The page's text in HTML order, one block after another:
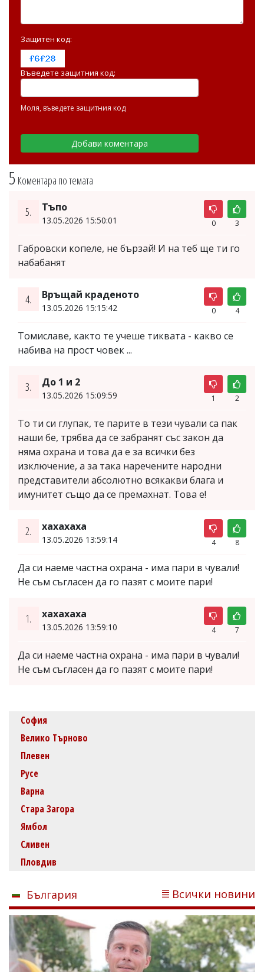
5 Коментара по темата
5. Тъпо
13.05.2026 15:50:01 0 3
Габровски копеле, не бързай! И на теб ще ти го
набабанят
4. Връщай краденото
13.05.2026 15:15:42 0 4
Томиславе, както те учеше тиквата - какво се
набива на прост човек ...
3. До 1 и 2
13.05.2026 15:09:59 1 2
То ти си глупак, те парите в тези чували са пак
наши бе, трябва да се забранят със закон да
няма охрана и това да е за всички без
изключение, а за така наречените народни
представители абсолютно всякакви блага и
имунитет също да се премахнат. Това е!
2. хахахаха
13.05.2026 13:59:14 4 8
Да си наеме частна охрана - има пари в чували!
Не съм съгласен да го пазят с моите пари!
1. хахахаха
13.05.2026 13:59:10 4 7
Да си наеме частна охрана - има пари в чували!
Не съм съгласен да го пазят с моите пари!
Защитен код:
Въведете защитния код:
Моля, въведете защитния код
София
Велико Търново
Плевен
Русе
Варна
Стара Загора
Ямбол
Сливен
Пловдив
България Всички новини